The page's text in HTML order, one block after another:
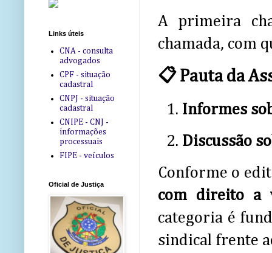
A primeira
chamada, com
📋 Pauta da
Informes
Discussão
Conforme o
com direito a
categoria é
sindical frente
Links úteis
CNA - consulta
advogados
CPF - situação
cadastral
CNPJ - situação
cadastral
CNIPE - CNJ -
informações
processuais
FIPE - veículos
Oficial de Justiça